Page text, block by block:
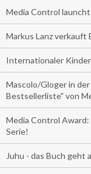
Media Control
Markus Lanz verkauft
Internationaler
Mascolo/Gloger in
Bestsellerliste" von
Media Control
Serie!
Juhu - das Buch geht